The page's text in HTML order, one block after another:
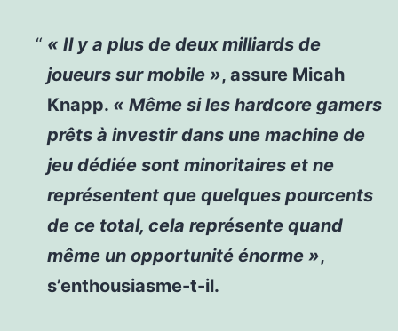
« Il y a plus de deux milliards de
joueurs sur mobile », assure Micah
Knapp. « Même si les hardcore gamers
prêts à investir dans une machine de
jeu dédiée sont minoritaires et ne
représentent que quelques pourcents
de ce total, cela représente quand
même un opportunité énorme »,
s’enthousiasme-t-il.